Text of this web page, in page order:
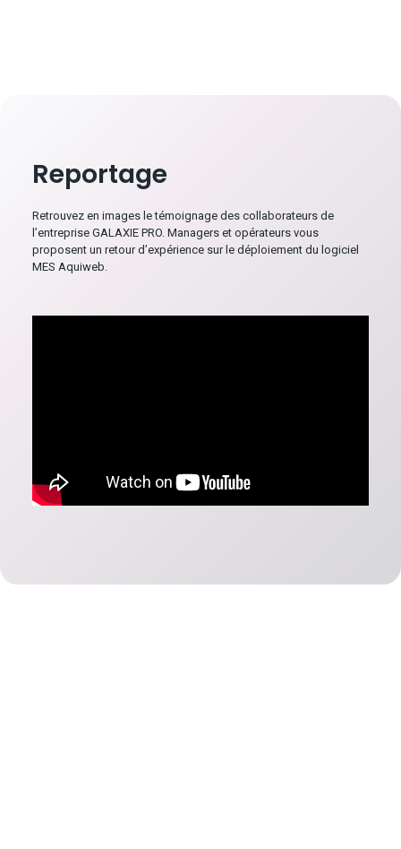
Reportage
Retrouvez en images le témoignage des collaborateurs de
l’entreprise GALAXIE PRO. Managers et opérateurs vous
proposent un retour d’expérience sur le déploiement du logiciel
MES Aquiweb.